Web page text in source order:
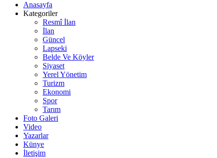
Anasayfa
Kategoriler
Resmî İlan
İlan
Güncel
Lapseki
Belde Ve Köyler
Siyaset
Yerel Yönetim
Turizm
Ekonomi
Spor
Tarım
Foto Galeri
Video
Yazarlar
Künye
İletişim